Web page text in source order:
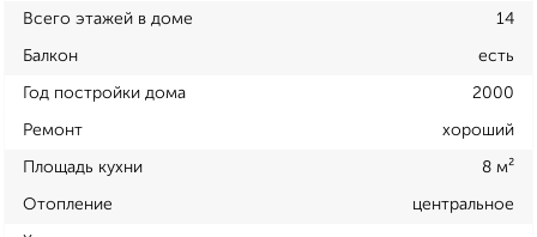
Всего этажей в доме 14
Балкон есть
Год постройки дома 2000
Ремонт хороший
Площадь кухни 8 м²
Отопление центральное